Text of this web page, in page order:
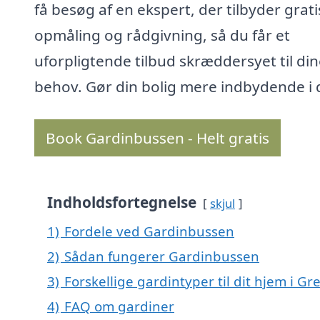
få besøg af en ekspert, der tilbyder
opmåling og rådgivning, så du får et
uforpligtende tilbud skræddersyet til
behov. Gør din bolig mere indbydende i
Book Gardinbussen - Helt gratis
Indholdsfortegnelse skjul
1) Fordele ved Gardinbussen
2) Sådan fungerer Gardinbussen
3) Forskellige gardintyper til dit hjem i
4) FAQ om gardiner